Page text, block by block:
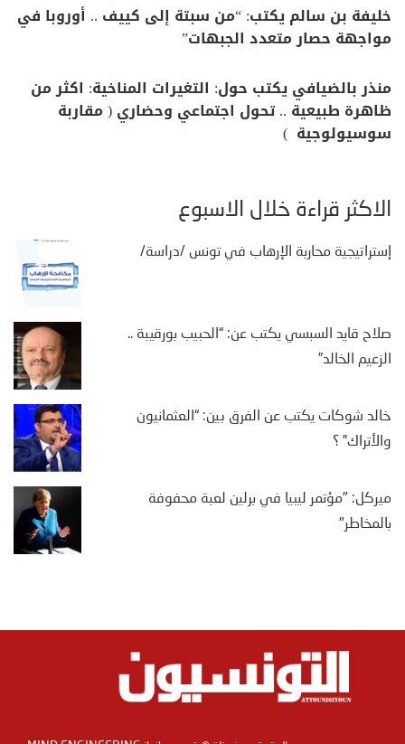
خليفة بن سالم يكتب: “من سبتة إلى كييف .. أوروبا في
مواجهة حصار متعدد الجبهات”
منذر بالضيافي يكتب حول: التغيرات المناخية: اكثر من
ظاهرة طبيعية .. تحول اجتماعي وحضاري ( مقاربة
سوسيولوجية )
الأكثر قراءة خلال الأسبوع
إستراتيجية محاربة الإرهاب في تونس /دراسة/
صلاح قايد السبسي يكتب عن: “الحبيب بورقيبة ..
الزعيم الخالد”
خالد شوكات يكتب عن الفرق بين: “العثمانيون
والأتراك” ؟
ميركل: "مؤتمر ليبيا في برلين لعبة محفوفة
بالمخاطر"